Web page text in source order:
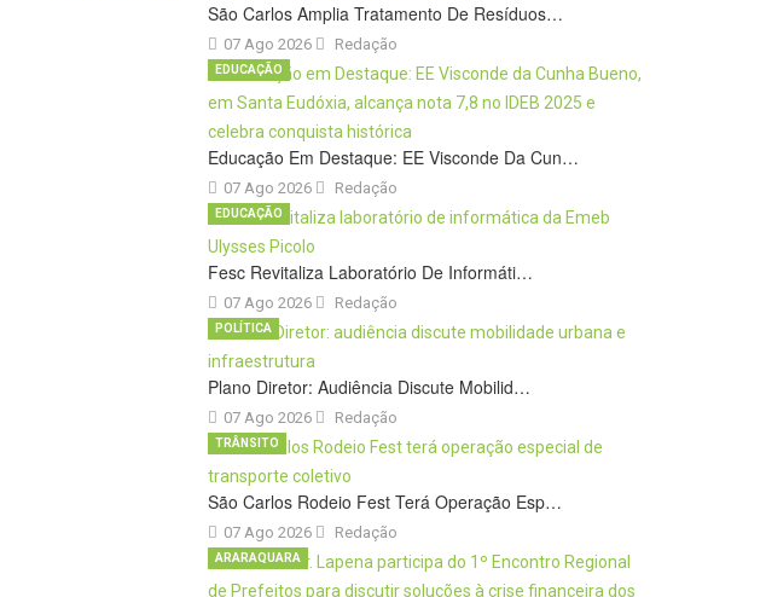
São Carlos Amplia Tratamento De Resíduos…
07 Ago 2026 Redação
Educação Em Destaque: EE Visconde Da Cun…
07 Ago 2026
EDUCAÇÃO
Redação
Fesc Revitaliza Laboratório De Informáti…
07 Ago 2026
EDUCAÇÃO
Redação
Plano Diretor: Audiência Discute Mobilid…
07 Ago 2026
POLÍTICA
Redação
São Carlos Rodeio Fest Terá Operação Esp…
07 Ago 2026
TRÂNSITO
Redação
ARARAQUARA